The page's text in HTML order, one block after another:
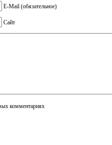
E-Mail (обязательное)
Сайт
комментариях